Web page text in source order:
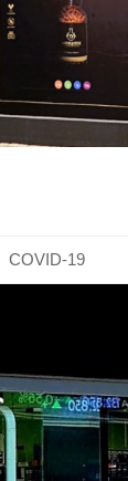
COVID-19